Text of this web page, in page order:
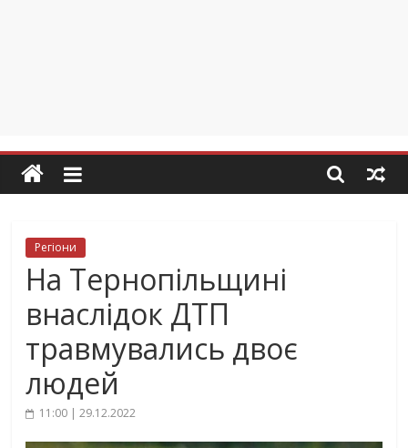
Регіони
На Тернопільщині
внаслідок ДТП
травмувались двоє
людей
11:00 | 29.12.2022